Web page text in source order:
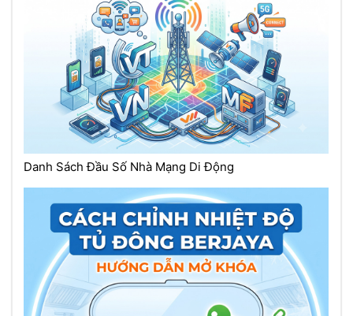
Danh Sách Đầu Số Nhà Mạng Di Động